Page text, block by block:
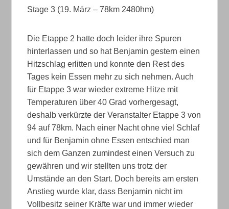
Stage 3 (19. März – 78km 2480hm)
Die Etappe 2 hatte doch leider ihre Spuren
hinterlassen und so hat Benjamin gestern einen
Hitzschlag erlitten und konnte den Rest des
Tages kein Essen mehr zu sich nehmen. Auch
für Etappe 3 war wieder extreme Hitze mit
Temperaturen über 40 Grad vorhergesagt,
deshalb verkürzte der Veranstalter Etappe 3 von
94 auf 78km. Nach einer Nacht ohne viel Schlaf
und für Benjamin ohne Essen entschied man
sich dem Ganzen zumindest einen Versuch zu
gewähren und wir stellten uns trotz der
Umstände an den Start. Doch bereits am ersten
Anstieg wurde klar, dass Benjamin nicht im
Vollbesitz seiner Kräfte war und immer wieder